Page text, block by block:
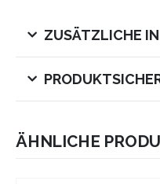
ZUSÄTZLICHE
ÄHNLICHE